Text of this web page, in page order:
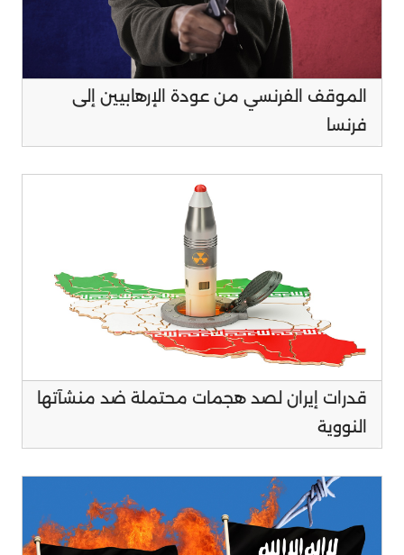
الموقف الفرنسي من عودة الإرهابيين إلى
فرنسا
قدرات إيران لصد هجمات محتملة ضد منشآتها
النووية